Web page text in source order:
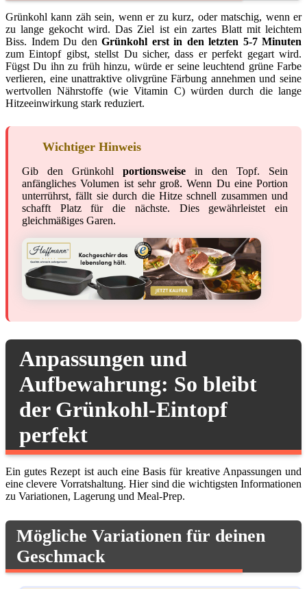
Grünkohl kann zäh sein, wenn er zu kurz, oder matschig, wenn er
zu lange gekocht wird. Das Ziel ist ein zartes Blatt mit leichtem
Biss. Indem Du den Grünkohl erst in den letzten 5-7 Minuten
zum Eintopf gibst, stellst Du sicher, dass er perfekt gegart wird.
Fügst Du ihn zu früh hinzu, würde er seine leuchtend grüne Farbe
verlieren, eine unattraktive olivgrüne Färbung annehmen und seine
wertvollen Nährstoffe (wie Vitamin C) würden durch die lange
Hitzeeinwirkung stark reduziert.
Wichtiger Hinweis
Gib den Grünkohl portionsweise in den Topf. Sein
anfängliches Volumen ist sehr groß. Wenn Du eine Portion
unterrührst, fällt sie durch die Hitze schnell zusammen und
schafft Platz für die nächste. Dies gewährleistet ein
gleichmäßiges Garen.
Anpassungen und
Aufbewahrung: So bleibt
der Grünkohl-Eintopf
perfekt
Ein gutes Rezept ist auch eine Basis für kreative Anpassungen und
eine clevere Vorratshaltung. Hier sind die wichtigsten Informationen
zu Variationen, Lagerung und Meal-Prep.
Mögliche Variationen für deinen
Geschmack